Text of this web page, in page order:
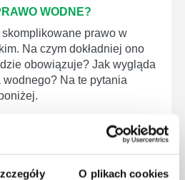
O plikach cookies
WODNE?
prawo w
Na czym dokładniej ono
obowiązuje? Jak wygląda
Na te pytania